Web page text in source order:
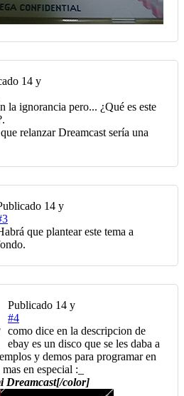
14 y
la ignorancia pero... ¿Qué es este
relanzar Dreamcast sería una
14 y
que plantear este tema a
Publicado 14 y
#4
como dice en la descripcion de
ebay es un disco que se les daba a
y demos para programar en
en especial :_
Dreamcast[/color]